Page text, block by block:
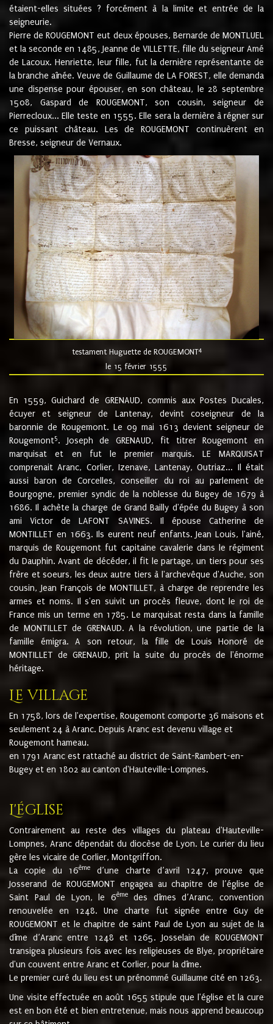
étaient-elles situées ? forcément à la limite et entrée de la
seigneurie.
Pierre de ROUGEMONT eut deux épouses, Bernarde de MONTLUEL
et la seconde en 1485, Jeanne de VILLETTE, fille du seigneur Amé
de Lacoux. Henriette, leur fille, fut la dernière représentante de
la branche aînée. Veuve de Guillaume de LA FOREST, elle demanda
une dispense pour épouser, en son château, le 28 septembre
1508, Gaspard de ROUGEMONT, son cousin, seigneur de
Pierrecloux... Elle teste en 1555. Elle sera la dernière à régner sur
ce puissant château. Les de ROUGEMONT continuèrent en
Bresse, seigneur de Vernaux.
testament Huguette de ROUGEMONT4
le 15 février 1555
En 1559, Guichard de GRENAUD, commis aux Postes Ducales,
écuyer et seigneur de Lantenay, devint coseigneur de la
baronnie de Rougemont. Le 09 mai 1613 devient seigneur de
Rougemont5. Joseph de GRENAUD, fit titrer Rougemont en
marquisat et en fut le premier marquis. LE MARQUISAT
comprenait Aranc, Corlier, Izenave, Lantenay, Outriaz... Il était
aussi baron de Corcelles, conseiller du roi au parlement de
Bourgogne, premier syndic de la noblesse du Bugey de 1679 à
1686. Il achète la charge de Grand Bailly d'épée du Bugey à son
ami Victor de LAFONT SAVINES. Il épouse Catherine de
MONTILLET en 1663. Ils eurent neuf enfants. Jean Louis, l'ainé,
marquis de Rougemont fut capitaine cavalerie dans le régiment
du Dauphin. Avant de décéder, il fit le partage, un tiers pour ses
frère et soeurs, les deux autre tiers à l'archevêque d'Auche, son
cousin, Jean François de MONTILLET, à charge de reprendre les
armes et noms. Il s'en suivit un procès fleuve, dont le roi de
France mis un terme en 1785. Le marquisat resta dans la famille
de MONTILLET de GRENAUD. A la révolution, une partie de la
famille émigra. A son retour, la fille de Louis Honoré de
MONTILLET de GRENAUD, prit la suite du procès de l'énorme
héritage.
Le village
En 1758, lors de l'expertise, Rougemont comporte 36 maisons et
seulement 24 à Aranc. Depuis Aranc est devenu village et
Rougemont hameau.
en 1791 Aranc est rattaché au district de Saint-Rambert-en-
Bugey et en 1802 au canton d'Hauteville-Lompnes.
L'église
Contrairement au reste des villages du plateau d'Hauteville-
Lompnes, Aranc dépendait du diocèse de Lyon. Le curier du lieu
gère les vicaire de Corlier, Montgriffon.
La copie du 16ème
d’une charte d’avril 1247, prouve que
Josserand de ROUGEMONT engagea au chapitre de l’église de
Saint Paul de Lyon, le 6èmedes dîmes d’Aranc, convention
renouvelée en 1248. Une charte fut signée entre Guy de
ROUGEMONT et le chapitre de saint Paul de Lyon au sujet de la
dîme d’Aranc entre 1248 et 1265. Josselain de ROUGEMONT
transigea plusieurs fois avec les religieuses de Blye, propriétaire
d'un couvent entre Aranc et Corlier, pour la dîme.
Le premier curé du lieu est un prénommé Guillaume cité en 1263.
Une visite effectuée en août 1655 stipule que l'église et la cure
est en bon été et bien entretenue, mais nous apprend beaucoup